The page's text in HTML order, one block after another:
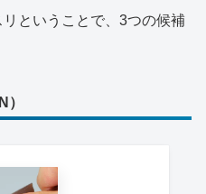
ということで、3つの候補